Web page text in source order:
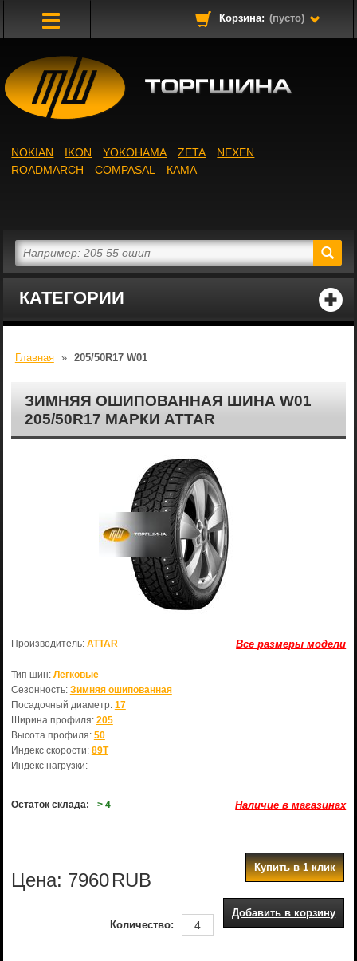
Корзина: (пусто)
КАТЕГОРИИ
NOKIAN IKON YOKOHAMA ZETA
NEXEN
ROADMARCH
COMPASAL КАМА
Главная » 205/50R17 W01
ЗИМНЯЯ ОШИПОВАННАЯ ШИНА W01
205/50R17 МАРКИ ATTAR
Все размеры модели
Производитель: ATTAR
Тип шин: Легковые
Сезонность: Зимняя ошипованная
Посадочный диаметр: 17
Ширина профиля: 205
Высота профиля: 50
Индекс скорости: 89T
Индекс нагрузки:
Остаток склада: > 4 Наличие в магазинах
Цена: 7960RUB
Купить в 1 клик
Добавить в корзину
Количество: